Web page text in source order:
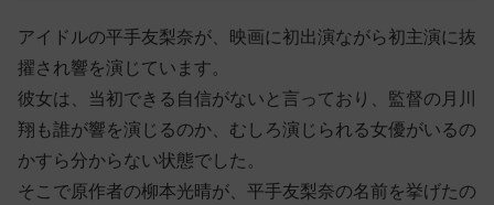
アイドルの平手友梨奈が、映画に初出演ながら初主演に抜
擢され響を演じています。
彼女は、当初できる自信がないと言っており、監督の月川
翔も誰が響を演じるのか、むしろ演じられる女優がいるの
かすら分からない状態でした。
そこで原作者の柳本光晴が、平手友梨奈の名前を挙げたの